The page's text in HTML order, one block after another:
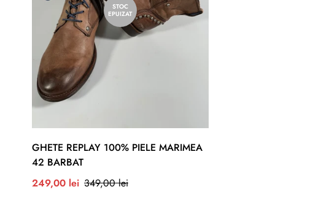
STOC
EPUIZAT
GHETE REPLAY 100% PIELE MARIMEA
42 BARBAT
Preț
249,00 lei
Preț
349,00 lei